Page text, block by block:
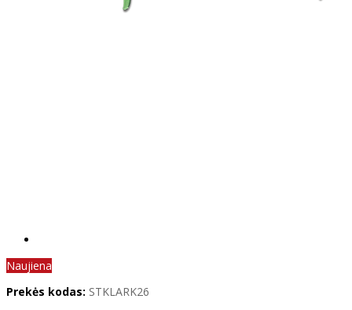
Naujiena
Prekės kodas: STKLARK26